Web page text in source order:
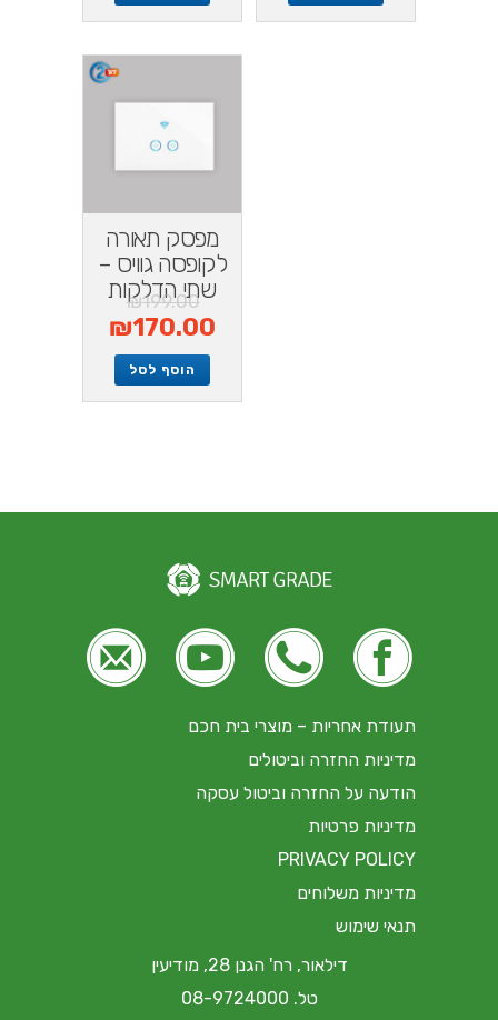
מפסק תאורה
לקופסה גוויס –
שתי הדלקות
₪199.00
₪170.00
הוסף לסל

   
תעודת אחריות – מוצרי בית חכם
מדיניות החזרה וביטולים
הודעה על החזרה וביטול עסקה
מדיניות פרטיות
PRIVACY POLICY
מדיניות משלוחים
תנאי שימוש
דילאור, רח' הגנן 28, מודיעין
טל. 08-9724000